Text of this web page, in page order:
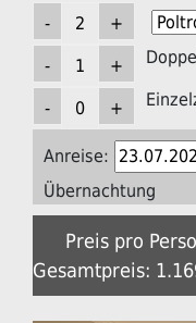
Anreise:
Übernachtung
Preis pro
Gesamtpreis: